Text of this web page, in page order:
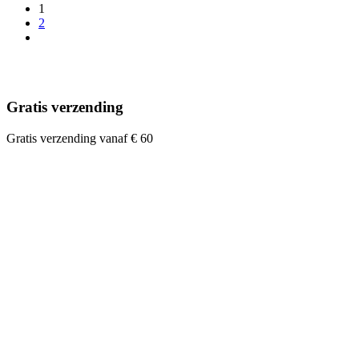
1
2
Gratis verzending
Gratis verzending vanaf € 60